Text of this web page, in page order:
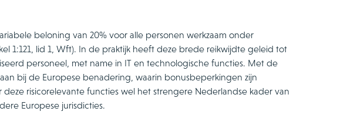
beloning van 20% voor alle personen werkzaam onder
1:121, lid 1, Wft). In de praktijk heeft deze brede reikwijdte geleid tot
personeel, met name in IT en technologische functies. Met de
bij de Europese benadering, waarin bonusbeperkingen zijn
risicorelevante functies wel het strengere Nederlandse kader van
Europese jurisdicties.